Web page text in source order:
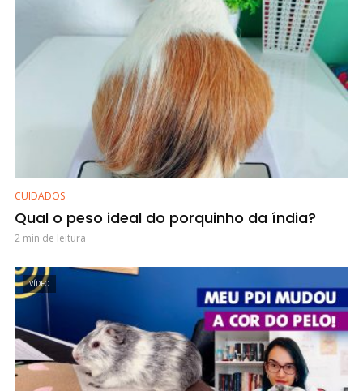
CUIDADOS
Qual o peso ideal do porquinho da índia?
2 min de leitura
VÍDEO